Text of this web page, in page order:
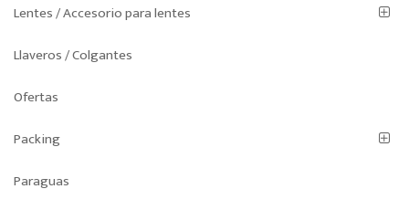
Lentes / Accesorio para lentes
Llaveros / Colgantes
Ofertas
Packing
Paraguas